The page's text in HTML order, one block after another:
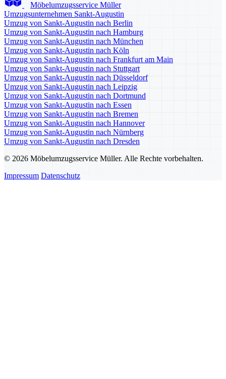
Möbelumzugsservice Müller
Umzugsunternehmen Sankt-Augustin
Umzug von Sankt-Augustin nach Berlin
Umzug von Sankt-Augustin nach Hamburg
Umzug von Sankt-Augustin nach München
Umzug von Sankt-Augustin nach Köln
Umzug von Sankt-Augustin nach Frankfurt am Main
Umzug von Sankt-Augustin nach Stuttgart
Umzug von Sankt-Augustin nach Düsseldorf
Umzug von Sankt-Augustin nach Leipzig
Umzug von Sankt-Augustin nach Dortmund
Umzug von Sankt-Augustin nach Essen
Umzug von Sankt-Augustin nach Bremen
Umzug von Sankt-Augustin nach Hannover
Umzug von Sankt-Augustin nach Nürnberg
Umzug von Sankt-Augustin nach Dresden
© 2026 Möbelumzugsservice Müller. Alle Rechte vorbehalten.
Impressum Datenschutz